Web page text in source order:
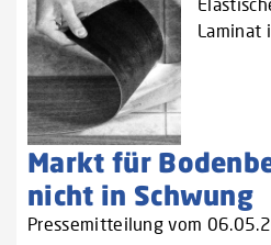
Laminat
Markt für
nicht in Schwung
Pressemitteilung vom